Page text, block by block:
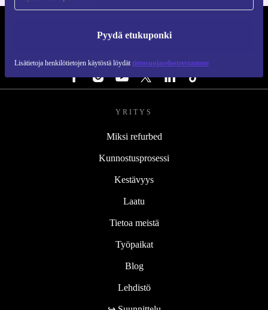
Pyydä etukuponki
Lisätietoja henkilötietojen käytöstä löydät tietosuojaselosteestamme
YRITYS
Miksi refurbed
Kunnostusprosessi
Kestävyys
Laatu
Tietoa meistä
Työpaikat
Blog
Lehdistö